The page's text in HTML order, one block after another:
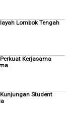
Lombok Tengah
Kerjasama
Student